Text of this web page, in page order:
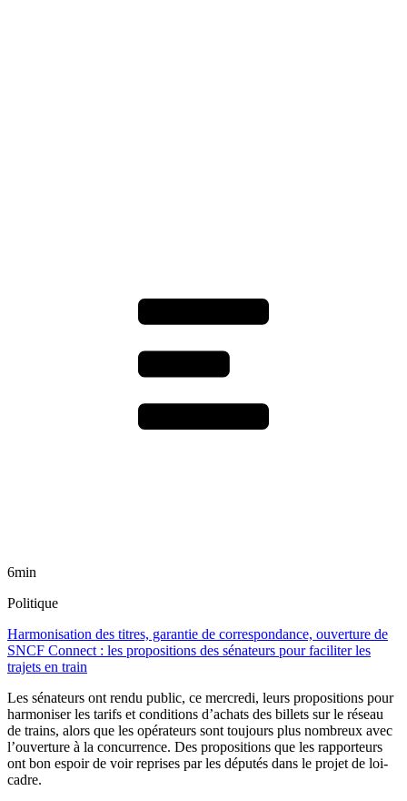
6min
Politique
Harmonisation des titres, garantie de correspondance, ouverture de
SNCF Connect : les propositions des sénateurs pour faciliter les
trajets en train
Les sénateurs ont rendu public, ce mercredi, leurs propositions pour
harmoniser les tarifs et conditions d’achats des billets sur le réseau
de trains, alors que les opérateurs sont toujours plus nombreux avec
l’ouverture à la concurrence. Des propositions que les rapporteurs
ont bon espoir de voir reprises par les députés dans le projet de loi-
cadre.